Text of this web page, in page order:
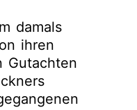
damals
ihren
Gutachten